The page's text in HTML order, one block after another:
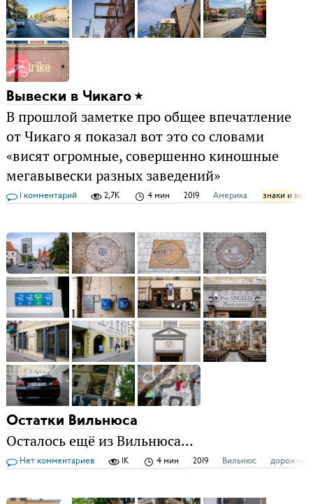
Вывески в Чикаго
В прошлой заметке про общее впечатление
от Чикаго я показал вот это со словами
«висят огромные, совершенно киношные
мегавывески разных заведений»
1 комментарий 2,7K 4 мин 2019 Америка знаки и
Остатки Вильнюса
Осталось ещё из Вильнюса...
Нет комментариев 1K 4 мин 2019 Вильнюс дорожные